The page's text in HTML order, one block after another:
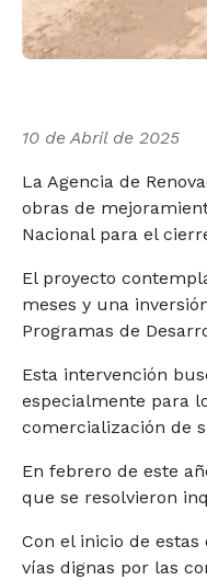
10 de Abril de 2025
La Agencia de
obras de
Nacional para el
El proyecto
meses y una
Programas de
Esta intervención
especialmente para
comercialización de
En febrero de este
que se resolvieron
Con el inicio de
vías dignas por las